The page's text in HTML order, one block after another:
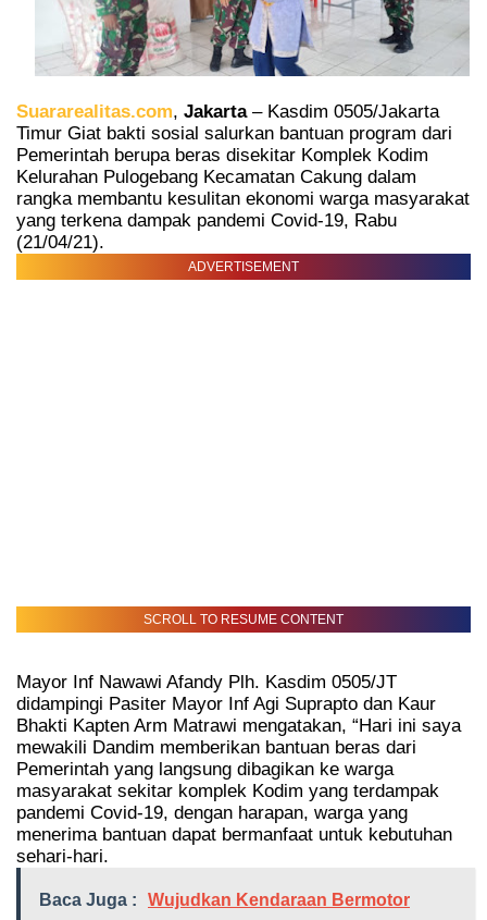
Suararealitas.com, Jakarta– Kasdim 0505/Jakarta
Timur Giat bakti sosial salurkan bantuan program dari
Pemerintah berupa beras disekitar Komplek Kodim
Kelurahan Pulogebang Kecamatan Cakung dalam
rangka membantu kesulitan ekonomi warga masyarakat
yang terkena dampak pandemi Covid-19, Rabu
(21/04/21).
ADVERTISEMENT
SCROLL TO RESUME CONTENT
Mayor Inf Nawawi Afandy Plh. Kasdim 0505/JT
didampingi Pasiter Mayor Inf Agi Suprapto dan Kaur
Bhakti Kapten Arm Matrawi mengatakan, “Hari ini saya
mewakili Dandim memberikan bantuan beras dari
Pemerintah yang langsung dibagikan ke warga
masyarakat sekitar komplek Kodim yang terdampak
pandemi Covid-19, dengan harapan, warga yang
menerima bantuan dapat bermanfaat untuk kebutuhan
sehari-hari.
Baca Juga :
Wujudkan Kendaraan Bermotor